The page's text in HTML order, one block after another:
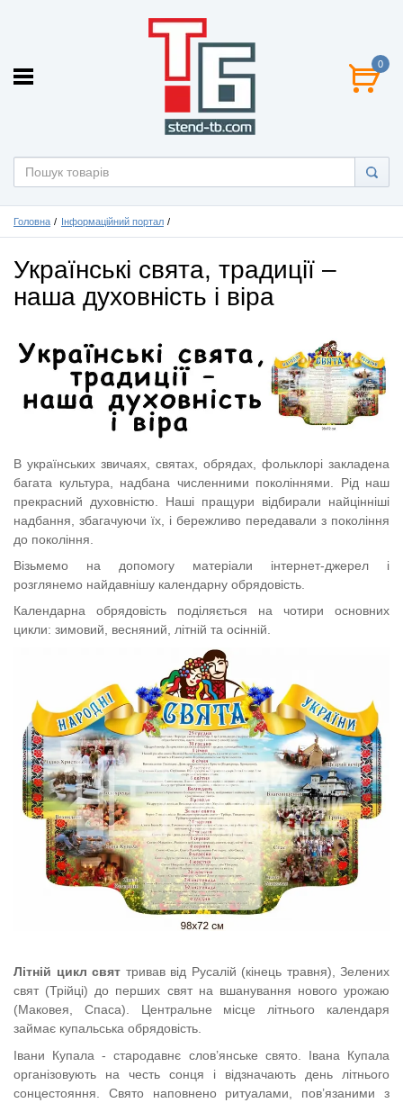
0
Головна Інформаційний портал
Українські свята, традиції –
наша духовність і віра
В українських звичаях, святах, обрядах, фольклорі закладена
багата культура, надбана численними поколіннями. Рід наш
прекрасний духовністю. Наші пращури відбирали найцінніші
надбання, збагачуючи їх, і бережливо передавали з покоління
до покоління.
Візьмемо на допомогу матеріали інтернет-джерел і
розглянемо найдавнішу календарну обрядовість.
Календарна обрядовість поділяється на чотири основних
цикли: зимовий, весняний, літній та осінній.
Літній цикл свят тривав від Русалій (кінець травня), Зелених
свят (Трійці) до перших свят на вшанування нового урожаю
(Маковея, Спаса). Центральне місце літнього календаря
займає купальська обрядовість.
Івани Купала - стародавнє слов’янське свято.
Івана Купала
організовують на честь сонця і відзначають день літнього
сонцестояння
Свято наповнено ритуалами, пов’язаними з